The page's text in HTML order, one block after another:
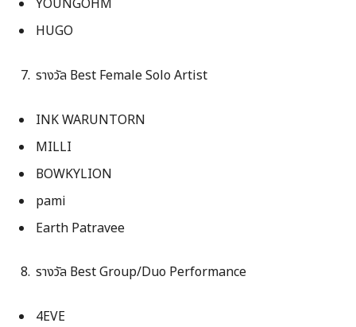
YOUNGOHM
HUGO
รางวัล Best Female Solo Artist
INK WARUNTORN
MILLI
BOWKYLION
pami
Earth Patravee
รางวัล Best Group/Duo Performance
4EVE